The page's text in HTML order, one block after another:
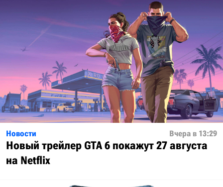
Новости Вчера в 13:29
Новый трейлер GTA 6 покажут 27 августа
на Netflix